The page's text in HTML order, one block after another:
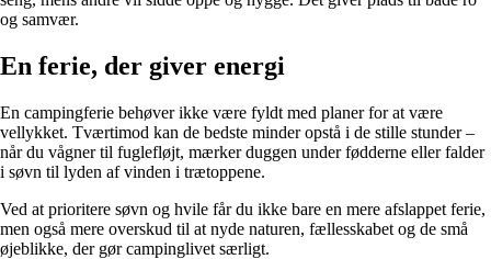
og samvær.
En ferie, der giver energi
En campingferie behøver ikke være fyldt med planer for at være
vellykket. Tværtimod kan de bedste minder opstå i de stille stunder –
når du vågner til fuglefløjt, mærker duggen under fødderne eller falder
i søvn til lyden af vinden i trætoppene.
Ved at prioritere søvn og hvile får du ikke bare en mere afslappet ferie,
men også mere overskud til at nyde naturen, fællesskabet og de små
øjeblikke, der gør campinglivet særligt.